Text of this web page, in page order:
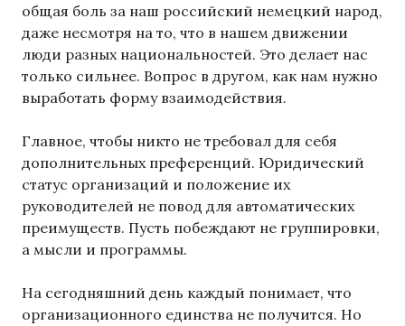
общая боль за наш российский немецкий народ,
даже несмотря на то, что в нашем движении
люди разных национальностей. Это делает нас
только сильнее. Вопрос в другом, как нам нужно
выработать форму взаимодействия.
Главное, чтобы никто не требовал для себя
дополнительных преференций. Юридический
статус организаций и положение их
руководителей не повод для автоматических
преимуществ. Пусть побеждают не группировки,
а мысли и программы.
На сегодняшний день каждый понимает, что
организационного единства не получится. Но